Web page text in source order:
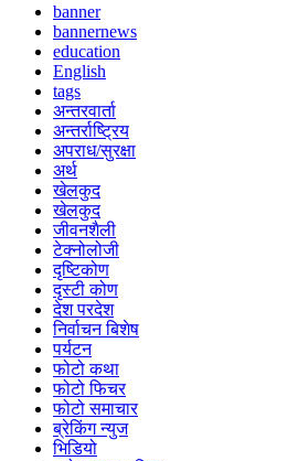
banner
bannernews
education
English
tags
अन्तरवार्ता
अन्तर्राष्ट्रिय
अपराध/सुरक्षा
अर्थ
खेलकुद
खेलकुद
जीवनशैली
टेक्नोलोजी
दृष्टिकोण
दृस्टी कोण
देश परदेश
निर्वाचन बिशेष
पर्यटन
फोटो कथा
फोटो फिचर
फोटो समाचार
ब्रेकिंग न्युज
भिडियो